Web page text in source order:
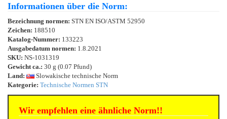
Informationen über die Norm:
Bezeichnung normen: STN EN ISO/ASTM 52950
Zeichen: 188510
Katalog-Nummer: 133223
Ausgabedatum normen: 1.8.2021
SKU: NS-1031319
Gewicht ca.: 30 g (0.07 Pfund)
Land:
Slowakische technische Norm
Kategorie: Technische Normen STN
Wir empfehlen eine ähnliche Norm!!